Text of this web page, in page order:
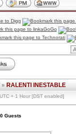
» RALENTI INESTABLE
+ 1 Hour [DST enabled]
Guests